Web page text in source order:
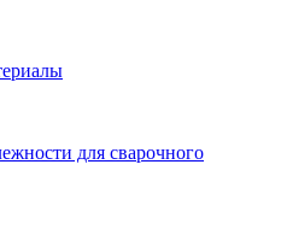
для сварочного